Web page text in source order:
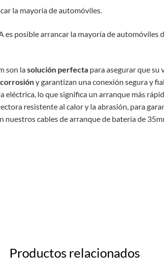
la mayoría de automóviles.
es posible arrancar la mayoría de automóviles
son lasolución perfectapara asegurar que su
y garantizan una conexión segura y
eléctrica, lo que significa un arranque más
resistente al calor y la abrasión, para
nuestros cables de arranque de batería de
Productos relacionados